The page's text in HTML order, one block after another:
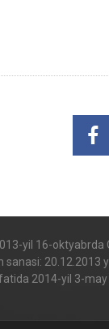
yil 16-
20.12.2013
2014-yil 3-